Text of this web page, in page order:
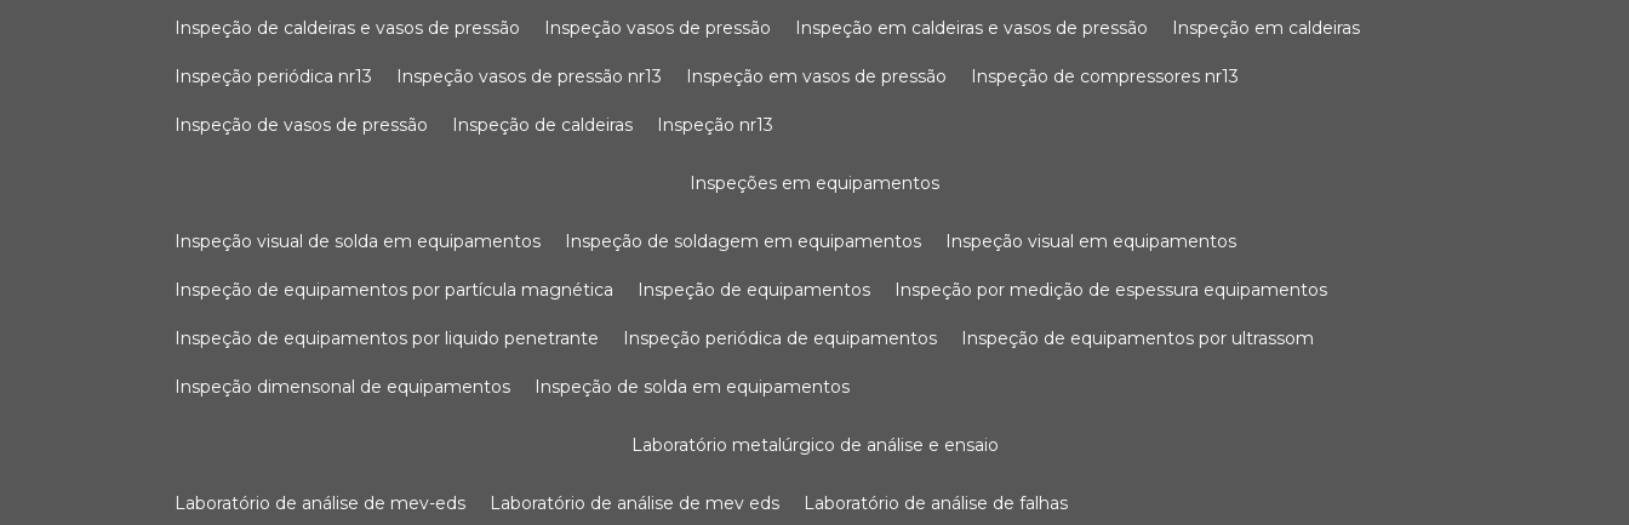
inspeção de caldeiras e vasos de pressão inspeção vasos de pressão inspeção em caldeiras e vasos de pressão inspeção em caldeiras
inspeção periódica nr13 inspeção vasos de pressão nr13 inspeção em vasos de pressão inspeção de compressores nr13
inspeção de vasos de pressão inspeção de caldeiras inspeção nr13
inspeções em equipamentos
inspeção visual de solda em equipamentos inspeção de soldagem em equipamentos inspeção visual em equipamentos
inspeção de equipamentos por partícula magnética inspeção de equipamentos inspeção por medição de espessura equipamentos
inspeção de equipamentos por liquido penetrante inspeção periódica de equipamentos inspeção de equipamentos por ultrassom
inspeção dimensonal de equipamentos inspeção de solda em equipamentos
laboratório metalúrgico de análise e ensaio
laboratório de análise de mev-eds laboratório de análise de mev eds laboratório de análise de falhas